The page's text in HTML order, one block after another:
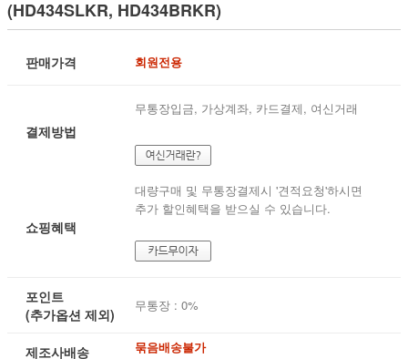
(HD434SLKR, HD434BRKR)
판매가격 회원전용
결제방법
무통장입금, 가상계좌, 카드결제, 여신거래
쇼핑혜택
대량구매 및 무통장결제시 '견적요청'하시면
추가 할인혜택을 받으실 수 있습니다.
포인트
(추가옵션 제외)
무통장 : 0%
제조사배송
묶음배송불가